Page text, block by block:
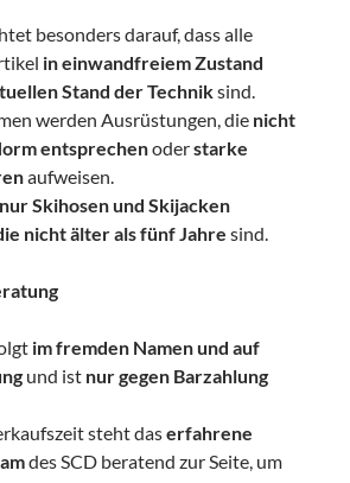
besonders darauf, dass alle
in einwandfreiem Zustand
Stand der Techniksind.
werden Ausrüstungen, die nicht
entsprechenoderstarke
aufweisen.
nur Skihosen und Skijacken
nicht älter als fünf Jahre sind.
im fremden Namen und auf
und ist nur gegen Barzahlung
steht daserfahrene
des SCD beratend zur Seite, um